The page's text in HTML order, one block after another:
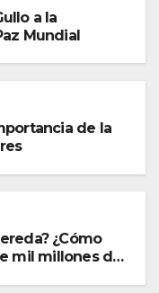
a la
Mundial
de la
¿Cómo
mil millones de